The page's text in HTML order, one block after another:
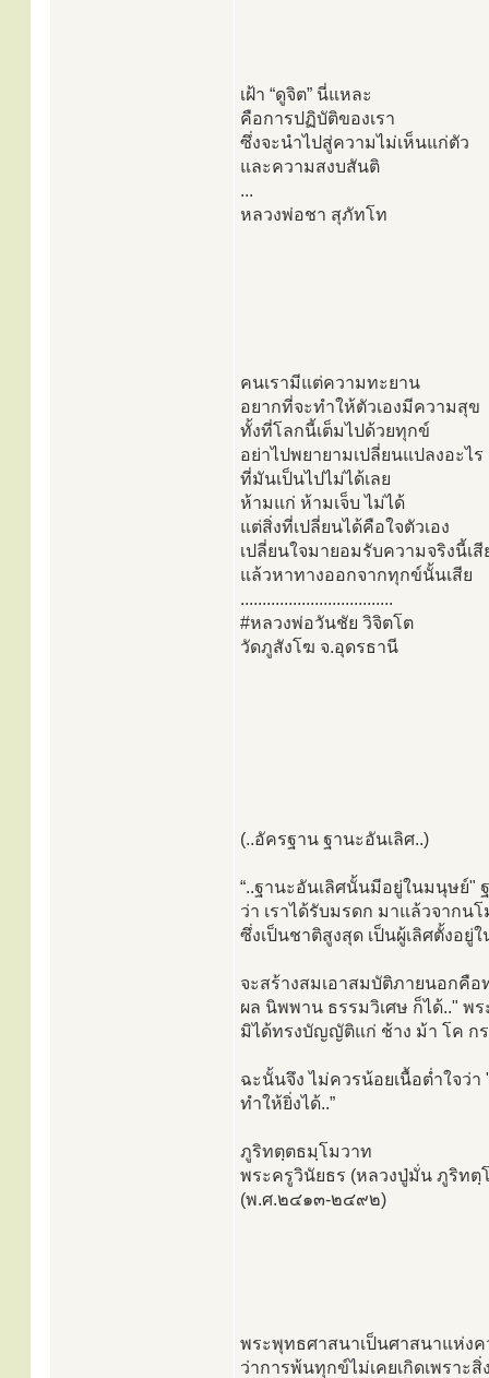
เฝ้า “ดูจิต” นี่แหละ
คือการปฏิบัติของเรา
ซึ่งจะนำไปสู่ความไม่เห็นแก่ตัว
และความสงบสันติ
...
หลวงพ่อชา สุภัทโท
คนเรามีแต่ความทะยาน
อยากที่จะทำให้ตัวเองมีความสุข
ทั้งที่โลกนี้เต็มไปด้วยทุกข์
อย่าไปพยายามเปลี่ยนแปลงอะไร
ที่มันเป็นไปไม่ได้เลย
ห้ามแก่ ห้ามเจ็บ ไม่ได้
แต่สิ่งที่เปลี่ยนได้คือใจตัวเอง
เปลี่ยนใจมายอมรับความจริงนี้เสี
แล้วหาทางออกจากทุกข์นั้นเสีย
...................................
#หลวงพ่อวันชัย วิจิตโต
วัดภูสังโฆ จ.อุดรธานี
(..อัครฐาน ฐานะอันเลิศ..)
“..ฐานะอันเลิศนั้นมีอยู่ในมนุษย์"
ว่า เราได้รับมรดก มาแล้วจากน
ซึ่งเป็นชาติสูงสุด เป็นผู้เลิศตั้งอ
จะสร้างสมเอาสมบัติภายนอกคือ
ผล นิพพาน ธรรมวิเศษ ก็ได้.."
มิได้ทรงบัญญัติแก่ ช้าง ม้า โค ก
ฉะนั้นจึง ไม่ควรน้อยเนื้อตํ่าใจว่
ทำให้ยิ่งได้..”
ภูริทตฺตธมฺโมวาท
พระครูวินัยธร (หลวงปู่มั่น ภูริทตฺ
(พ.ศ.๒๔๑๓-๒๔๙๒)
พระพุทธศาสนาเป็นศาสนาแห่ง
ว่าการพ้นทุกข์ไม่เคยเกิดเพราะ